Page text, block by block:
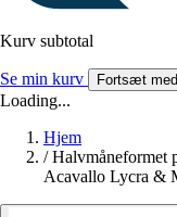
Kurv subtotal
Se min kurv Fortsæt
Loading...
Hjem
/ Halvmåneformet
Acavallo Lycra &